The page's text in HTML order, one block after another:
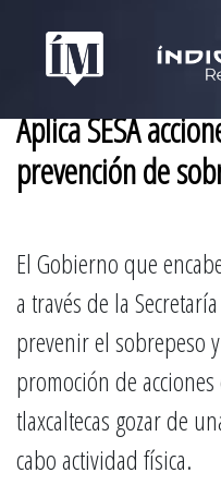
Aplica SESA
prevención de
El Gobierno que
a través de la
prevenir el sobrepeso
promoción de
tlaxcaltecas gozar de
cabo actividad física.